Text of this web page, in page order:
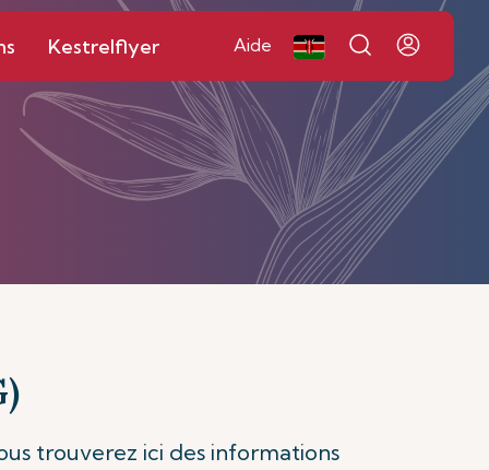
Kestrelflyer Aide
trouverez ici des informations